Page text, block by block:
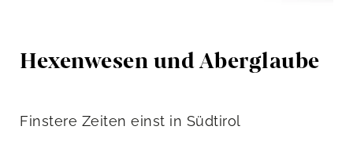
Hexenwesen und Aberglaube
Finstere Zeiten einst in Südtirol